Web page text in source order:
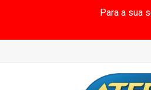
Para a sua